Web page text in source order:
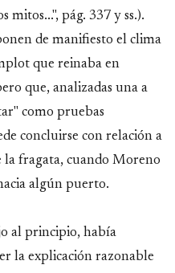
mitos...", pág. 337 y ss.).
de manifiesto el clima
que reinaba en
que, analizadas una a
como pruebas
concluirse con relación a
la fragata, cuando Moreno
algún puerto.
al principio, había
la explicación razonable